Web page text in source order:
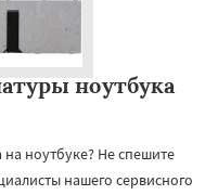
ноутбука
ноутбуке? Не спешите
нашего сервисного